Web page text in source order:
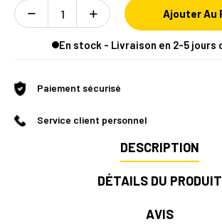
Ajouter Au
En stock - Livraison en 2-5 jours
Paiement sécurisé
Service client personnel
DESCRIPTION
DÉTAILS DU PRODUIT
AVIS